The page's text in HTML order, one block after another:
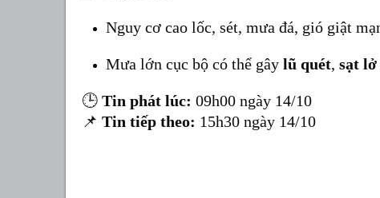
Nguy cơ cao lốc, sét, mưa đá, gió giật
Mưa lớn cục bộ có thể gây lũ quét, sạt
🕒 Tin phát lúc: 09h00 ngày 14/10
📌 Tin tiếp theo: 15h30 ngày 14/10